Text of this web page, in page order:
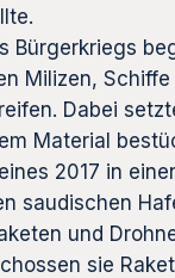
Bürgerkriegs
Milizen, Schiffe
Dabei
Material
2017 in
saudischen
und
sie